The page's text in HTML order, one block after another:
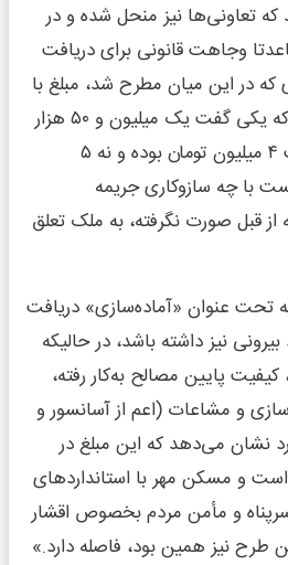
که تعاونی‌ها نیز منحل شده و در
وجاهت قانونی برای دریافت
که در این میان مطرح شد، مبلغ با
عنوان «آماده‌سازی» بود که یکی گفت یک میلیون و ۵۰ هزار
تومان بوده و دیگری گفت ۴ میلیون تومان بوده و نه ۵
با چه سازوکاری جریمه
از قبل صورت نگرفته، به ملک تعلق
تحت عنوان «آماده‌سازی» دریافت
نیز داشته باشد، در حالیکه
پایین مصالح به‌کار رفته،
و مشاعات (اعم از آسانسور و
نشان می‌دهد که این مبلغ در
و مسکن مهر با استانداردهای
و مأمن مردم بخصوص اقشار
طرح نیز همین بود، فاصله دارد.»